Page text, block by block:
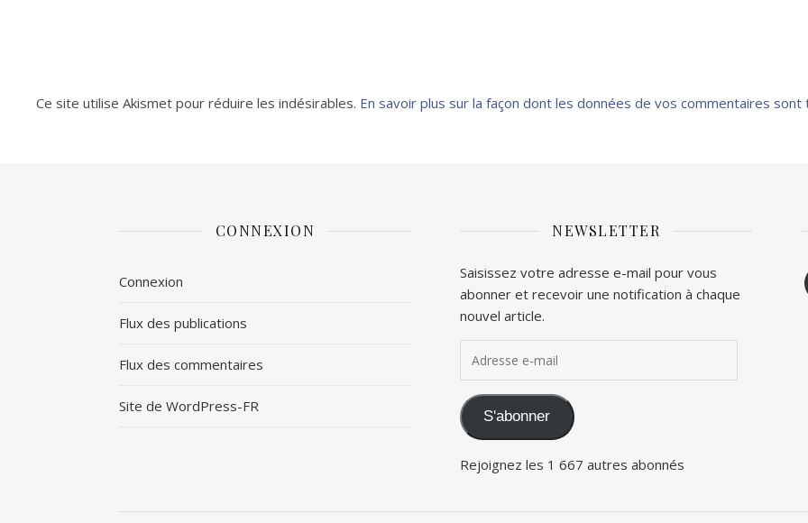
Ce site utilise Akismet pour réduire les indésirables. En savoir plus sur la façon dont les données de vos commentaires sont
CONNEXION
Connexion
Flux des publications
Flux des commentaires
Site de WordPress-FR
NEWSLETTER
Saisissez votre adresse e-mail pour vous
abonner et recevoir une notification à chaque
nouvel article.
S'abonner
Rejoignez les 1 667 autres abonnés